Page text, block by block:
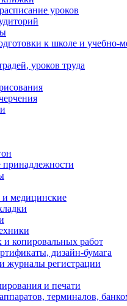
уроков
к школе и учебно-
уроков труда
и медицинские
и копировальных работ
дизайн-бумага
журналы регистрации
и печати
терминалов,